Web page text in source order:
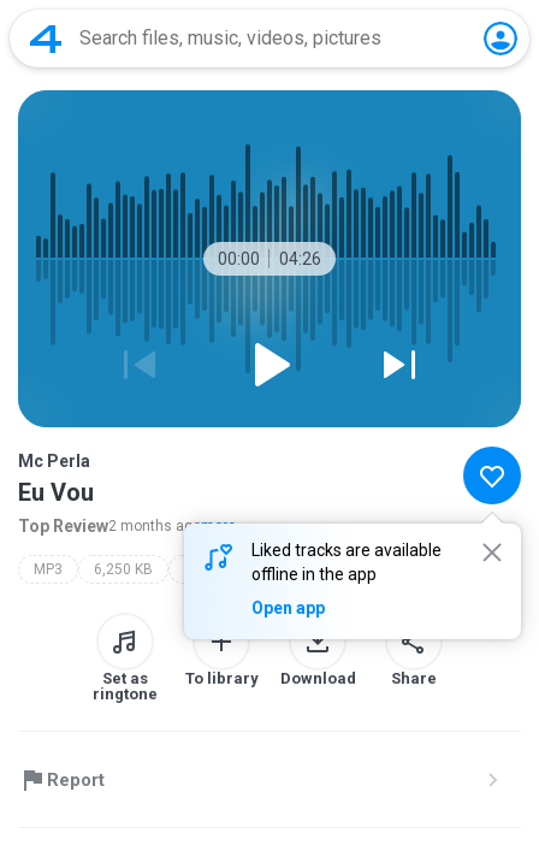
00:00 04:26
Liked tracks are available
offline in the app
Open app
Mc Perla
Eu Vou
Top Review2 months agomore...
MP3 6,250 KB Funk mc perla
Set as
ringtone
To library Download Share
Report